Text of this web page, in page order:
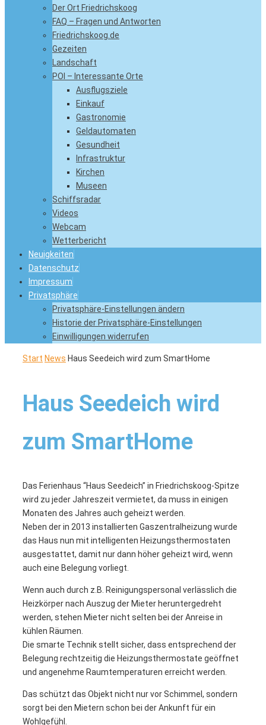
Der Ort Friedrichskoog
FAQ – Fragen und Antworten
Friedrichskoog.de
Gezeiten
Landschaft
POI – Interessante Orte
Ausflugsziele
Einkauf
Gastronomie
Geldautomaten
Gesundheit
Infrastruktur
Kirchen
Museen
Schiffsradar
Videos
Webcam
Wetterbericht
Neuigkeiten
Datenschutz
Impressum
Privatsphäre
Privatsphäre-Einstellungen ändern
Historie der Privatsphäre-Einstellungen
Einwilligungen widerrufen
Start News Haus Seedeich wird zum SmartHome
Haus Seedeich wird
zum SmartHome
Das Ferienhaus “Haus Seedeich” in Friedrichskoog-Spitze
wird zu jeder Jahreszeit vermietet, da muss in einigen
Monaten des Jahres auch geheizt werden.
Neben der in 2013 installierten Gaszentralheizung wurde
das Haus nun mit intelligenten Heizungsthermostaten
ausgestattet, damit nur dann höher geheizt wird, wenn
auch eine Belegung vorliegt.
Wenn auch durch z.B. Reinigungspersonal verlässlich die
Heizkörper nach Auszug der Mieter heruntergedreht
werden, stehen Mieter nicht selten bei der Anreise in
kühlen Räumen.
Die smarte Technik stellt sicher, dass entsprechend der
Belegung rechtzeitig die Heizungsthermostate geöffnet
und angenehme Raumtemperaturen erreicht werden.
Das schützt das Objekt nicht nur vor Schimmel, sondern
sorgt bei den Mietern schon bei der Ankunft für ein
Wohlgefühl.